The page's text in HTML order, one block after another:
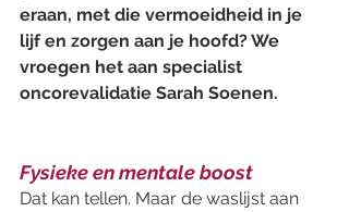
eraan, met die vermoeidheid in je
lijf en zorgen aan je hoofd? We
vroegen het aan specialist
oncorevalidatie Sarah Soenen.
Fysieke en mentale boost
Dat kan tellen. Maar de waslijst aan